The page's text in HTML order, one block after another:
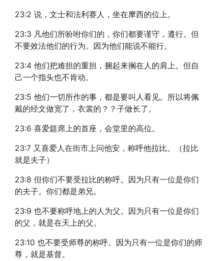
23:2 说，文士和法利赛人，坐在摩西的位上。
23:3 凡他们所吩咐你们的，你们都要谨守，遵行。但
不要效法他们的行为。因为他们能说不能行。
23:4 他们把难担的重担，捆起来搁在人的肩上。但自
己一个指头也不肯动。
23:5 他们一切所作的事，都是要叫人看见。所以将佩
戴的经文做宽了，衣裳的？？子做长了。
23:6 喜爱筵席上的首座，会堂里的高位。
23:7 又喜爱人在街市上问他安，称呼他拉比。（拉比
就是夫子）
23:8 但你们不要受拉比的称呼。因为只有一位是你们
的夫子。你们都是弟兄。
23:9 也不要称呼地上的人为父。因为只有一位是你们
的父，就是在天上的父。
23:10 也不要受师尊的称呼。因为只有一位是你们的师
尊，就是基督。